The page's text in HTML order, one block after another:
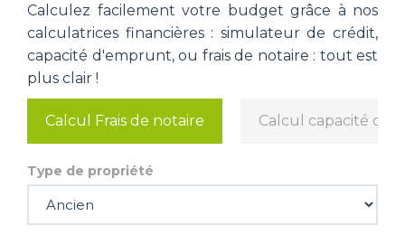
Calculez facilement votre budget grâce à nos
calculatrices financières : simulateur de crédit,
capacité d'emprunt, ou frais de notaire : tout est
plus clair !
Calcul Frais de notaire Calcul capacité